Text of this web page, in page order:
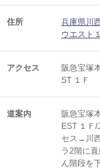
住所
兵庫県川
ウエスト
アクセス
阪急宝塚
ST １Ｆ
道案内
阪急宝塚
EST １Ｆ
セス→川
ラ2階に
ん階段を